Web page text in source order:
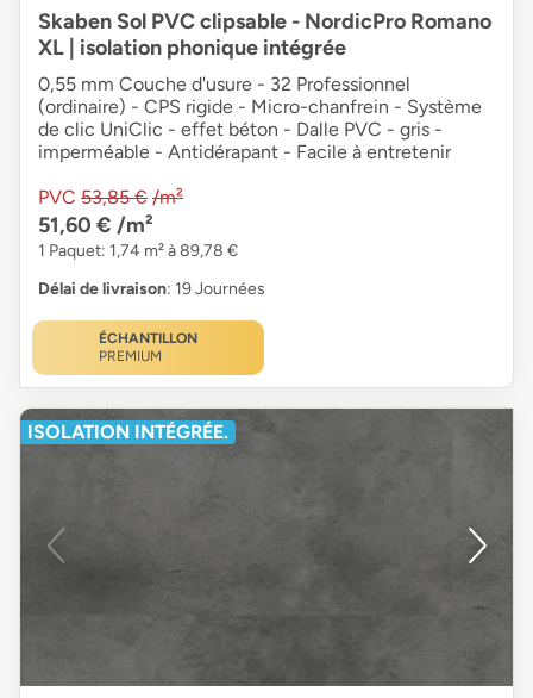
Skaben Sol PVC clipsable - NordicPro Romano
XL | isolation phonique intégrée
0,55 mm Couche d'usure - 32 Professionnel
(ordinaire) - CPS rigide - Micro-chanfrein - Système
de clic UniClic - effet béton - Dalle PVC - gris -
imperméable - Antidérapant - Facile à entretenir
PVC 53,85 € /m²
51,60 € /m²
1 Paquet: 1,74 m² à 89,78 €
Délai de livraison: 19 Journées
ÉCHANTILLON
PREMIUM
ISOLATION INTÉGRÉE.